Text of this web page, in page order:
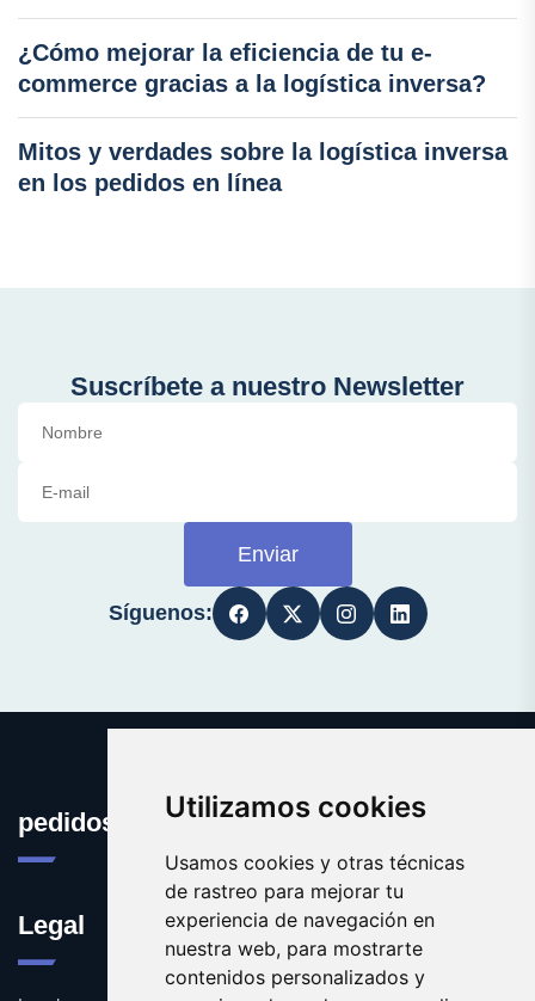
Utilizamos cookies
Usamos cookies y otras técnicas
de rastreo para mejorar tu
experiencia de navegación en
nuestra web, para mostrarte
contenidos personalizados y
¿Cómo mejorar la eficiencia de tu e-
commerce gracias a la logística inversa?
Mitos y verdades sobre la logística inversa
en los pedidos en línea
Suscríbete a nuestro Newsletter
Enviar
Síguenos:
pedidosonline.es
Legal